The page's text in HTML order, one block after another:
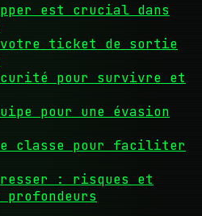
est crucial dans
ticket de sortie
pour survivre et
pour une évasion
classe pour faciliter
: risques et
profondeurs